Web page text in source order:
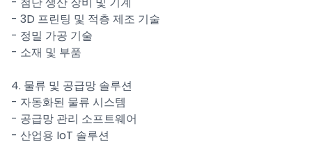
- 3D 프린팅 및 적층 제조 기술
- 정밀 가공 기술
- 소재 및 부품
4. 물류 및 공급망 솔루션
- 자동화된 물류 시스템
- 공급망 관리 소프트웨어
- 산업용 IoT 솔루션